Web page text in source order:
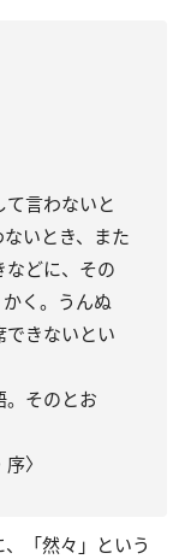
て言わないと
いとき、また
などに、その
く。うんぬ
できないとい
。そのとお
〉
「然々」という